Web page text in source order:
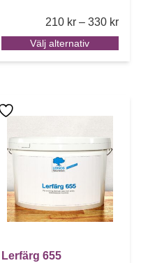
150 kr through 510 kr
210 kr – 330 kr
Välj alternativ
De olika
Lerfärg 655
Den här produkten har